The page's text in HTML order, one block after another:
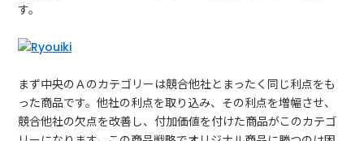
す。
まず中央のＡのカテゴリーは競合他社とまったく同じ利点をも
った商品です。他社の利点を取り込み、その利点を増幅させ、
競合他社の欠点を改善し、付加価値を付けた商品がこのカテゴ